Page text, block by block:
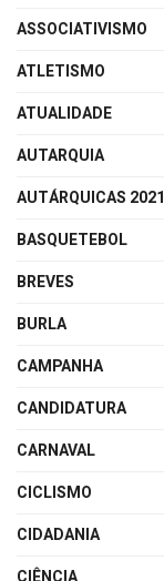
ASSOCIATIVISMO
ATLETISMO
ATUALIDADE
AUTARQUIA
AUTÁRQUICAS 2021
BASQUETEBOL
BREVES
BURLA
CAMPANHA
CANDIDATURA
CARNAVAL
CICLISMO
CIDADANIA